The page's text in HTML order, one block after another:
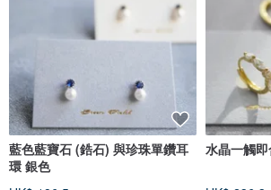
藍色藍寶石 (鋯石) 與珍珠單鑽耳
環 銀色
水晶一觸